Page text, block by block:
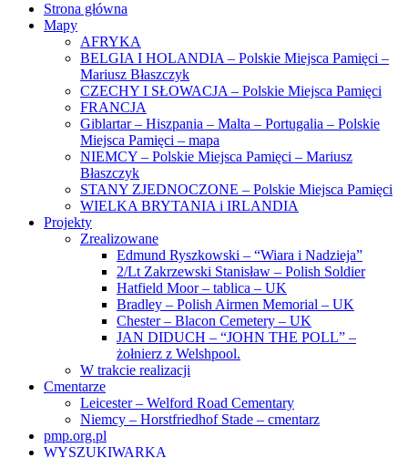
Strona główna
Mapy
AFRYKA
BELGIA I HOLANDIA – Polskie Miejsca Pamięci –
Mariusz Błaszczyk
CZECHY I SŁOWACJA – Polskie Miejsca Pamięci
FRANCJA
Giblartar – Hiszpania – Malta – Portugalia – Polskie
Miejsca Pamięci – mapa
NIEMCY – Polskie Miejsca Pamięci – Mariusz
Błaszczyk
STANY ZJEDNOCZONE – Polskie Miejsca Pamięci
WIELKA BRYTANIA i IRLANDIA
Projekty
Zrealizowane
Edmund Ryszkowski – “Wiara i Nadzieja”
2/Lt Zakrzewski Stanisław – Polish Soldier
Hatfield Moor – tablica – UK
Bradley – Polish Airmen Memorial – UK
Chester – Blacon Cemetery – UK
JAN DIDUCH – “JOHN THE POLL” –
żołnierz z Welshpool.
W trakcie realizacji
Cmentarze
Leicester – Welford Road Cementary
Niemcy – Horstfriedhof Stade – cmentarz
pmp.org.pl
WYSZUKIWARKA